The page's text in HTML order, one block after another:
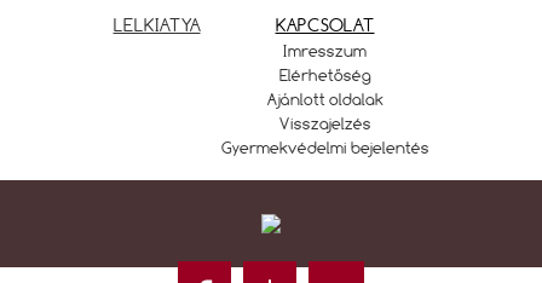
LELKIATYA KAPCSOLAT
Imresszum
Elérhetőség
Ajánlott oldalak
Visszajelzés
Gyermekvédelmi bejelentés